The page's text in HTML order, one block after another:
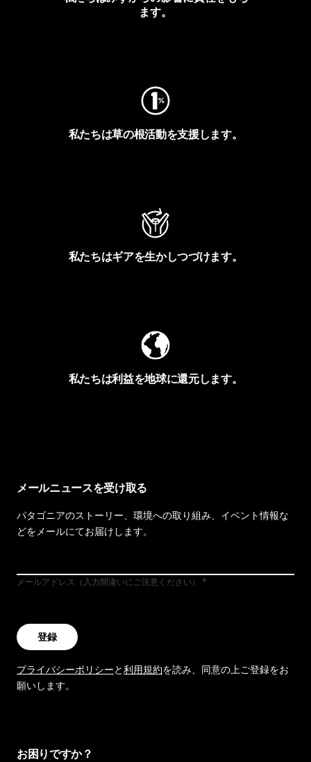
ます。
私たちは草の根活動を支援します。
私たちはギアを生かしつづけます。
私たちは利益を地球に還元します。
メールニュースを受け取る
パタゴニアのストーリー、環境への取り組み、イベント情報な
どをメールにてお届けします。
メールアドレス（入力間違いにご注意ください）
登録
プライバシーポリシーと利用規約を読み、同意の上ご登録をお
願いします。
お困りですか？